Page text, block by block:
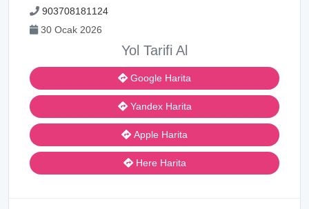
903708181124
30 Ocak 2026
Yol Tarifi Al
Google Harita
Yandex Harita
Apple Harita
Here Harita